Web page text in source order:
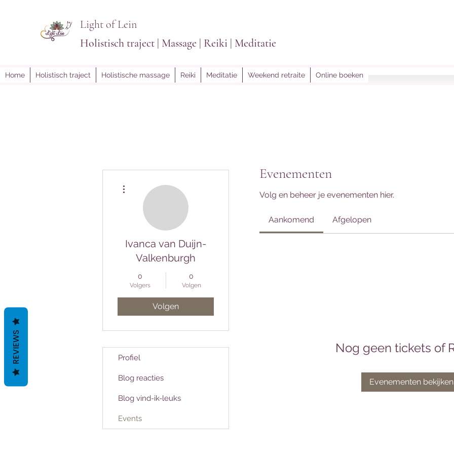
Light of Lein
Holistisch traject | Massage | Reiki | Meditatie
Home Holistisch traject Holistische massage Reiki Meditatie Weekend retraite Online boeken
Evenementen
Volg en beheer je evenementen hier.
Aankomend Afgelopen
Nog geen tickets of
Evenementen bekijken
Ivanca van Duijn-
Valkenburgh
0
Volgers
0
Volgen
Volgen
Profiel
Blog reacties
Blog vind-ik-leuks
Events
REVIEWS